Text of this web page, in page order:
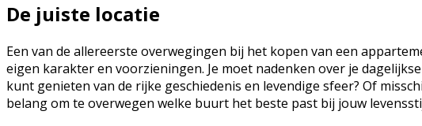
De juiste locatie
Een van de allereerste overwegingen bij het kopen van een
eigen karakter en voorzieningen. Je moet nadenken over je
kunt genieten van de rijke geschiedenis en levendige sfeer? Of
belang om te overwegen welke buurt het beste past bij jouw